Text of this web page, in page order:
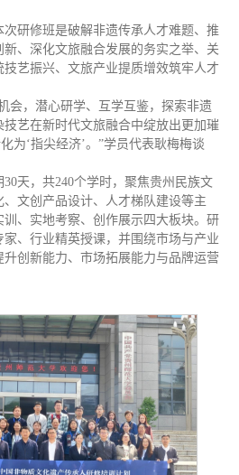
研修班是破解非遗传承人才难题、推
、深化文旅融合发展的务实之举、关
艺振兴、文旅产业提质增效筑牢人才
会，潜心研学、互学互鉴，探索非遗
艺在新时代文旅融合中绽放出更加璀
为‘指尖经济’。”学员代表耿梅梅谈
天，共240个学时，聚焦贵州民族文
文创产品设计、人才梯队建设等主
、实地考察、创作展示四大板块。研
、行业精英授课，并围绕市场与产业
创新能力、市场拓展能力与品牌运营